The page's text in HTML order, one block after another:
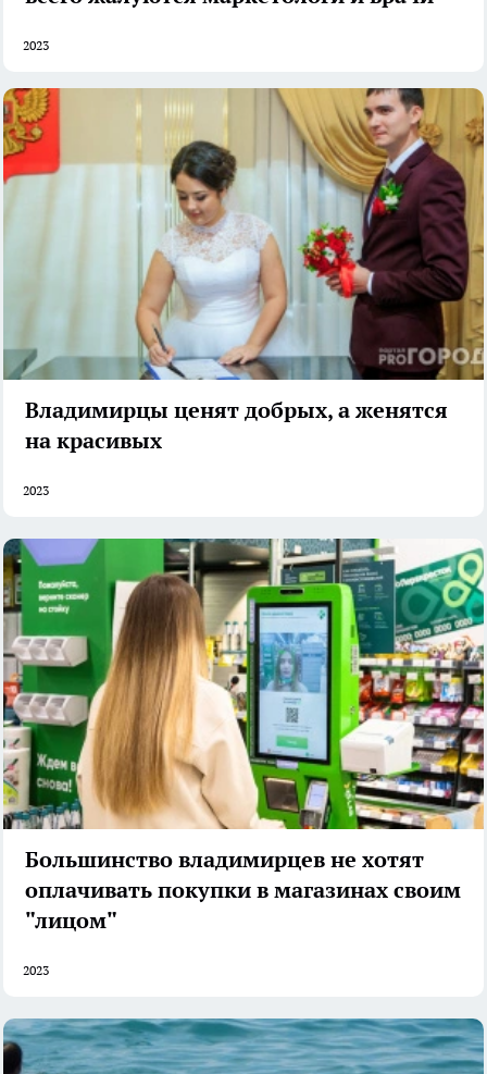
2023
Владимирцы ценят добрых, а женятся
на красивых
2023
Большинство владимирцев не хотят
оплачивать покупки в магазинах своим
"лицом"
2023